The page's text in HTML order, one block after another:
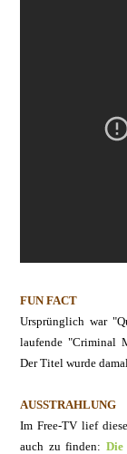
FUN FACT
Ursprünglich war
laufende "Criminal
Der Titel wurde
AUSSTRAHLUNG
Im Free-TV lief
auch zu finden: